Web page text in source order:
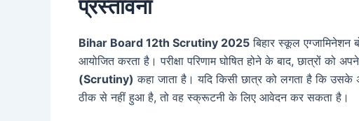
प्रस्तावना
Bihar Board 12th Scrutiny 2025 बिहार स्कूल एग्जामिनेशन
आयोजित करता है। परीक्षा परिणाम घोषित होने के बाद, छात्रों
(Scrutiny) कहा जाता है। यदि किसी छात्र को लगता है कि
ठीक से नहीं हुआ है, तो वह स्क्रूटनी के लिए आवेदन कर सकता है।